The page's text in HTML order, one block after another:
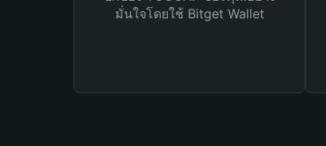
มั่นใจโดยใช้ Bitget Wallet